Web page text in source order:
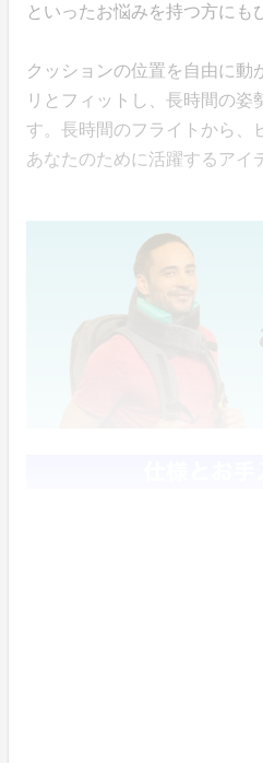
といったお悩みを持つ方にも
クッションの位置を自由に動
リとフィットし、長時間の姿
す。長時間のフライトから、
あなたのために活躍するアイ